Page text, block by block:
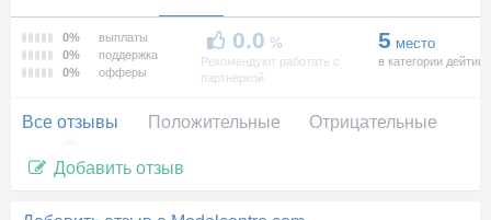
0%
выплаты
0%
поддержка
0%
офферы
0.0 %
Рекомендуют работать с
партнеркой
5 место
в категории дейтинг
Все отзывы Положительные Отрицательные
Добавить отзыв